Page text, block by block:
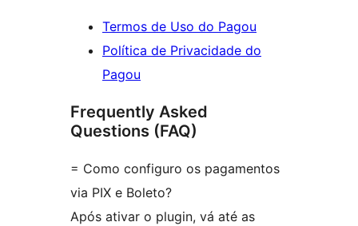
Termos de Uso do Pagou
Política de Privacidade do
Pagou
Frequently Asked
Questions (FAQ)
= Como configuro os pagamentos
via PIX e Boleto?
Após ativar o plugin, vá até as